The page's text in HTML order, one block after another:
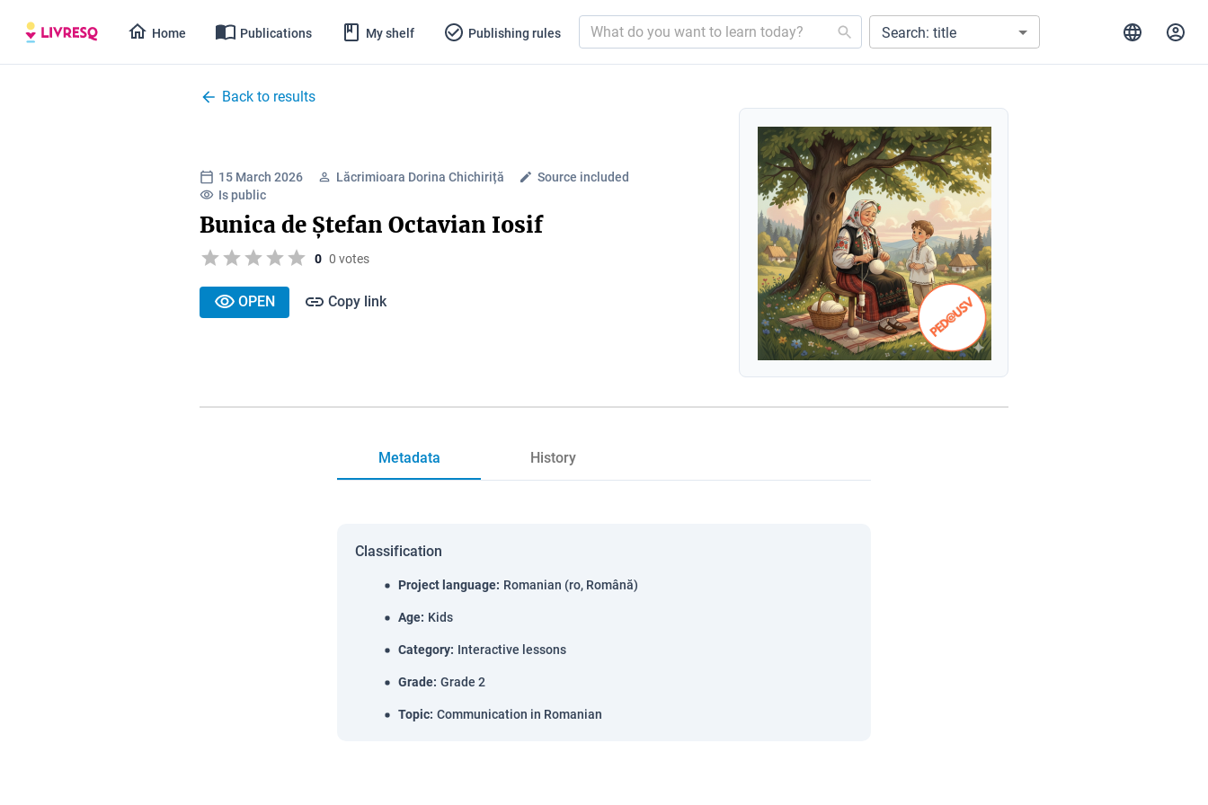
Home Publications My shelf Publishing rules Search: title
Back to results
15 March 2026 Lăcrimioara Dorina Chichiriță
Source included
Is public
Bunica de Ștefan Octavian Iosif
0 0 votes
OPEN Copy link
Metadata History
Classification
Project language: Romanian (ro, Română)
Age: Kids
Category: Interactive lessons
Grade: Grade 2
Topic: Communication in Romanian